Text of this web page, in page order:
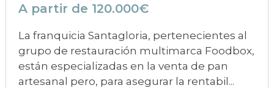
A partir de 120.000€
La franquicia Santagloria, pertenecientes al
grupo de restauración multimarca Foodbox,
están especializadas en la venta de pan
artesanal pero, para asegurar la rentabil...